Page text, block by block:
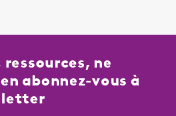
ne
abonnez-vous à